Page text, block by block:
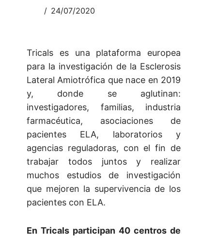
24/07/2020
Tricals es una plataforma europea
para la investigación de la Esclerosis
Lateral Amiotrófica que nace en 2019
y, donde se aglutinan:
investigadores, familias, industria
farmacéutica, asociaciones de
pacientes ELA, laboratorios y
agencias reguladoras, con el fin de
trabajar todos juntos y realizar
muchos estudios de investigación
que mejoren la supervivencia de los
pacientes con ELA.
En Tricals participan 40 centros de